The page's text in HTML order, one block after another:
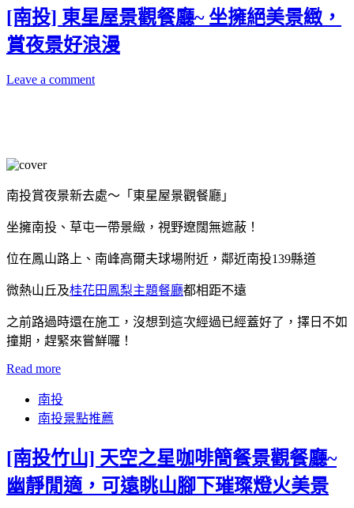
[南投] 東星屋景觀餐廳~ 坐擁絕美景緻，
賞夜景好浪漫
Leave a comment
南投賞夜景新去處～「東星屋景觀餐廳」
坐擁南投、草屯一帶景緻，視野遼闊無遮蔽！
位在鳳山路上、南峰高爾夫球場附近，鄰近南投139縣道
微熱山丘及桂花田鳳梨主題餐廳都相距不遠
之前路過時還在施工，沒想到這次經過已經蓋好了，擇日不如
撞期，趕緊來嘗鮮囉！
Read more
南投
南投景點推薦
[南投竹山] 天空之星咖啡簡餐景觀餐廳~
幽靜閒適，可遠眺山腳下璀璨燈火美景